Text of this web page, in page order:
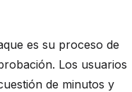
es su proceso de
Los usuarios
de minutos y